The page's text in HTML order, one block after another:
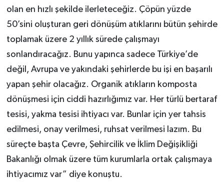
olan en hızlı şekilde ilerleteceğiz. Çöpün yüzde
50’sini oluşturan geri dönüşüm atıklarını bütün şehirde
toplamak üzere 2 yıllık sürede çalışmayı
sonlandıracağız. Bunu yapınca sadece Türkiye’de
değil, Avrupa ve yakındaki şehirlerde bu işi en başarılı
yapan şehir olacağız. Organik atıkların komposta
dönüşmesi için ciddi hazırlığımız var. Her türlü bertaraf
tesisi, yakma tesisi ihtiyacı var. Bunlar için yer tahsis
edilmesi, onay verilmesi, ruhsat verilmesi lazım. Bu
süreçte başta Çevre, Şehircilik ve İklim Değişikliği
Bakanlığı olmak üzere tüm kurumlarla ortak çalışmaya
ihtiyacımız var” diye konuştu.